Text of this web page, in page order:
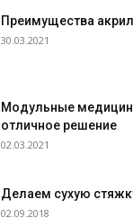
Преимущества
30.03.2021
Модульные
отличное решение
02.03.2021
Делаем сухую
02.09.2018